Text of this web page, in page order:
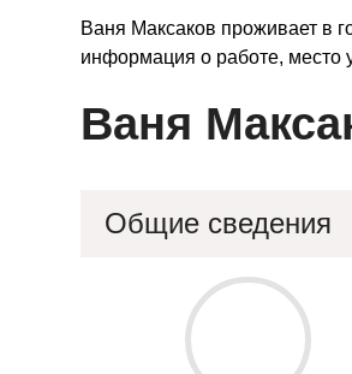
Ваня Максаков проживает в
информация о работе, место
Ваня
Общие сведения